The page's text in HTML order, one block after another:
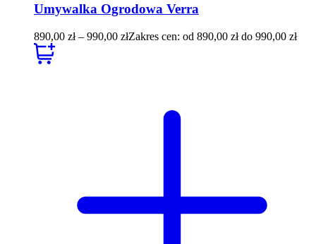
Umywalka Ogrodowa Verra
890,00 zł – 990,00 złZakres cen: od 890,00 zł do 990,00 zł